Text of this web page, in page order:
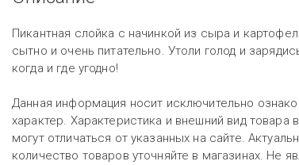
Пикантная слойка с начинкой из сыра и
сытно и очень питательно. Утоли голод и
когда и где угодно!
Данная информация носит исключительно
характер. Характеристика и внешний вид товара
могут отличаться от указанных на сайте.
количество товаров уточняйте в магазинах. Не